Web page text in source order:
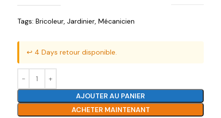
Tags: Bricoleur, Jardinier, Mécanicien
↩️ 4 Days retour disponible.
AJOUTER AU PANIER
ACHETER MAINTENANT